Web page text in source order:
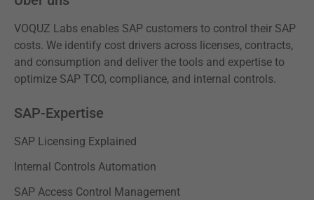
VOQUZ Labs enables SAP customers to control their SAP
costs. We identify cost drivers across licenses, contracts,
and consumption and deliver the tools and expertise to
optimize SAP TCO, compliance, and internal controls.
SAP-Expertise
SAP Licensing Explained
Internal Controls Automation
SAP Access Control Management